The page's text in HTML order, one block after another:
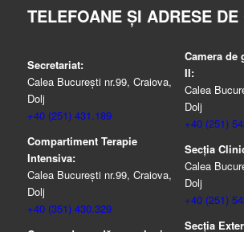
TELEFOANE ȘI ADRESE DE
Secretariat:
Calea București nr.99, Craiova,
Dolj
+40 (251) 431.189
Compartiment Terapie
Intensiva:
Calea București nr.99, Craiova,
Dolj
+40 (351) 430.329
Camera de
II:
Calea
Dolj
+40 (251)
Secția
Calea
Dolj
+40 (251)
Secția